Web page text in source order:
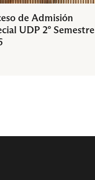
de Admisión
UDP 2° Semestre